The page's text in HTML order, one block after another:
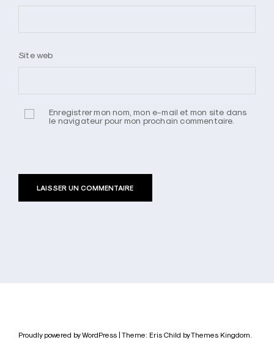
Site web
Enregistrer mon nom, mon e-mail et mon site dans
le navigateur pour mon prochain commentaire.
Proudly powered by WordPress | Theme: Eris Child byThemes Kingdom.